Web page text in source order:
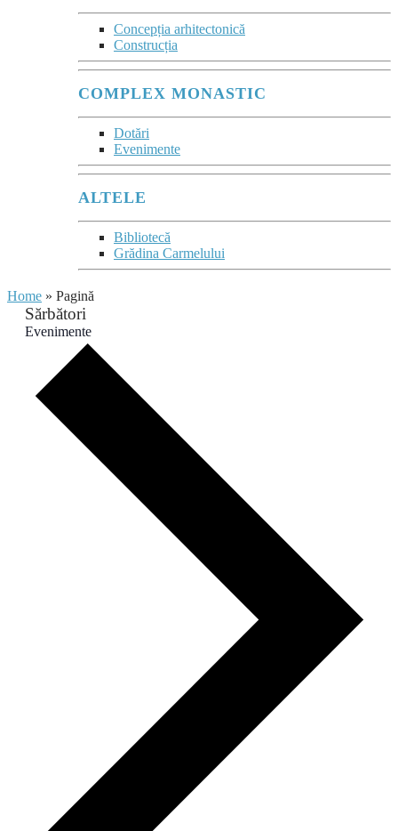
Concepția arhitectonică
Construcția
COMPLEX MONASTIC
Dotări
Evenimente
ALTELE
Bibliotecă
Grădina Carmelului
Home » Pagină
Sărbători
Evenimente